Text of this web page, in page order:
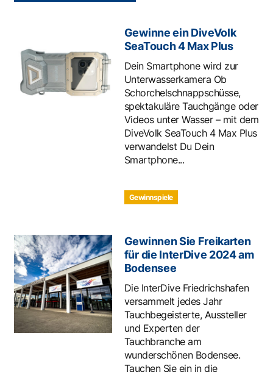
Gewinne ein DiveVolk
SeaTouch 4 Max Plus
Dein Smartphone wird zur
Unterwasserkamera Ob
Schorchelschnappschüsse,
spektakuläre Tauchgänge oder
Videos unter Wasser – mit dem
DiveVolk SeaTouch 4 Max Plus
verwandelst Du Dein
Smartphone...
Gewinnspiele
Gewinnen Sie Freikarten
für die InterDive 2024 am
Bodensee
Die InterDive Friedrichshafen
versammelt jedes Jahr
Tauchbegeisterte, Aussteller
und Experten der
Tauchbranche am
wunderschönen Bodensee.
Tauchen Sie ein in die